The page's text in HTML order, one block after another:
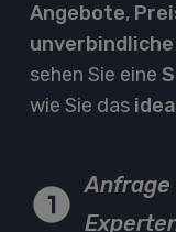
Angebote,
sehen Sie eine
wie Sie das
Anfrage